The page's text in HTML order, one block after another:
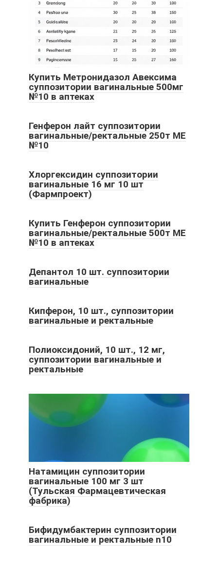
Купить Метронидазол Авексима
суппозитории вагинальные 500мг
№10 в аптеках
Генферон лайт суппозитории
вагинальные/ректальные 250т МЕ
№10
Хлоргексидин суппозитории
вагинальные 16 мг 10 шт
(Фармпроект)
Купить Генферон суппозитории
вагинальные/ректальные 500т МЕ
№10 в аптеках
Депантол 10 шт. суппозитории
вагинальные
Кипферон, 10 шт., суппозитории
вагинальные и ректальные
Полиоксидоний, 10 шт., 12 мг,
суппозитории вагинальные и
ректальные
Натамицин суппозитории
вагинальные 100 мг 3 шт
(Тульская Фармацевтическая
фабрика)
Бифидумбактерин суппозитории
вагинальные и ректальные n10